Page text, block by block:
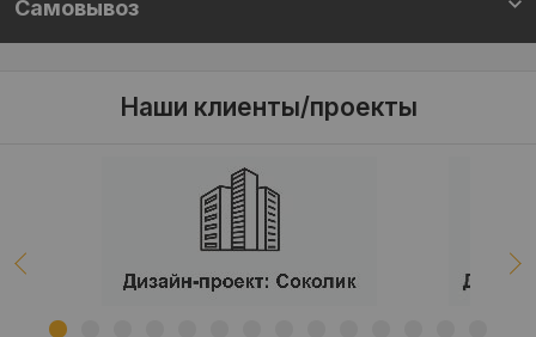
Самовывоз
Наши клиенты/проекты